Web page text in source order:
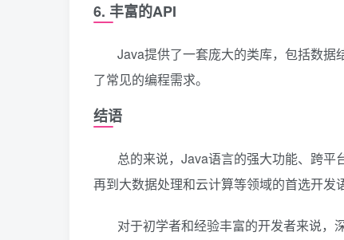
6. 丰富的API
Java提供了一套庞大的类库，包括数
了常见的编程需求。
结语
总的来说，Java语言的强大功能、跨
再到大数据处理和云计算等领域的首选开发
对于初学者和经验丰富的开发者来说，